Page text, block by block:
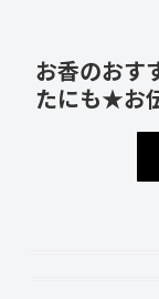
お香のおす
たにも★お